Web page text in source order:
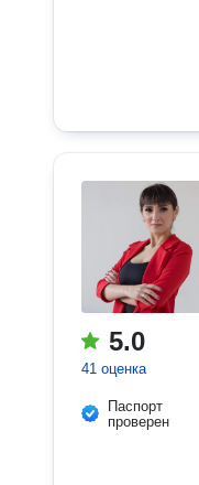
5.0
41 оценка
Паспорт
проверен